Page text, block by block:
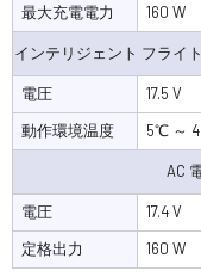
最大充電電力
160 W
インテリジェント フライ
電圧
17.5 V
動作環境温度
5℃ ～
AC
電圧
17.4 V
定格出力
160 W